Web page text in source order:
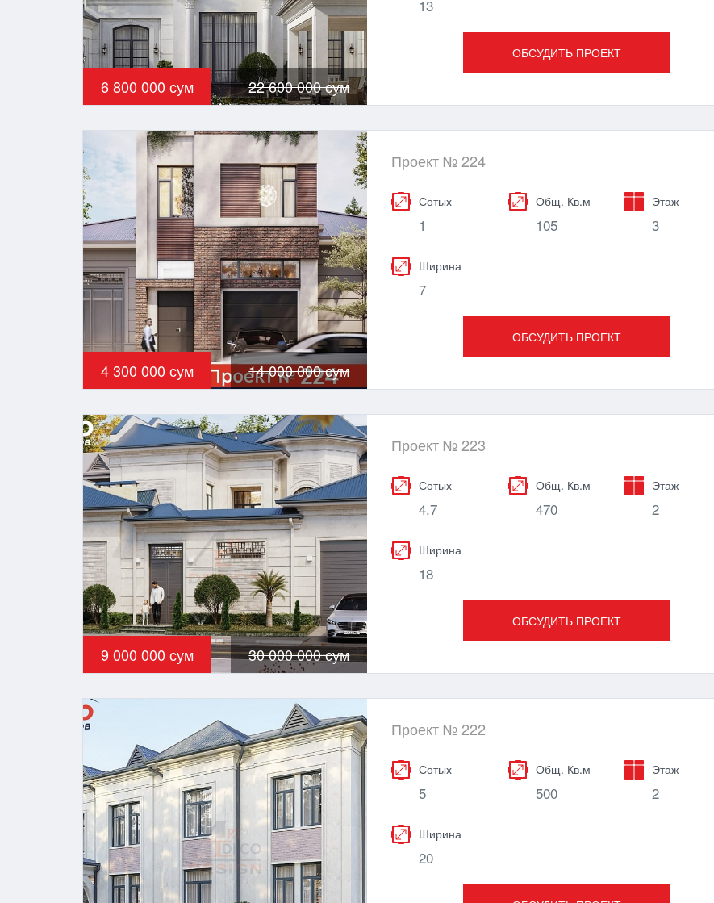
6 800 000 сум 22 600 000 сум
13
ОБСУДИТЬ ПРОЕКТ
4 300 000 сум 14 000 000 сум
Проект № 224
Сотых
1
Общ. Кв.м
105
Этаж
3
Ширина
7
ОБСУДИТЬ ПРОЕКТ
9 000 000 сум 30 000 000 сум
Проект № 223
Сотых
4.7
Общ. Кв.м
470
Этаж
2
Ширина
18
ОБСУДИТЬ ПРОЕКТ
Проект № 222
Сотых
5
Общ. Кв.м
500
Этаж
2
Ширина
20